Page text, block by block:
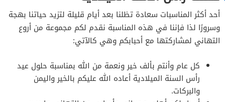
أحد أكثر المناسبات سعادة تظلنا بعد أيام قليلة لتزيد حياتنا بهجة
وسرورًا لذا فإننا في هذه المناسبة نقدم لكم مجموعة من أروع
التهاني لمشاركتها مع أحبابكم وهي كالآتي:
كل عام وأنتم بألف خير ونعمة من الله بمناسبة حلول عيد
رأس السنة الميلادية أعاده الله عليكم بالخير واليمن
والبركات.